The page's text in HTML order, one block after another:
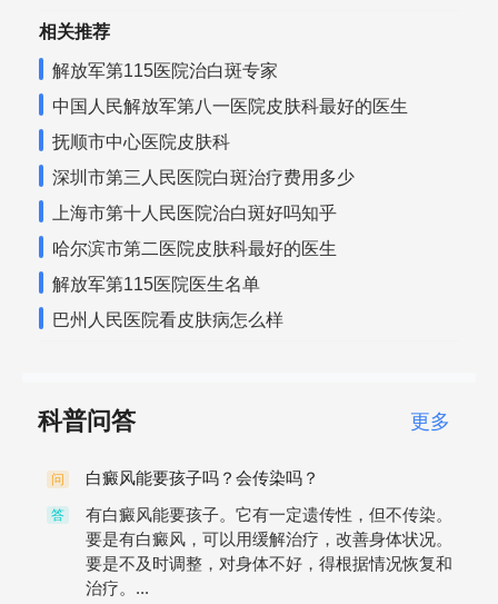
相关推荐
解放军第115医院治白斑专家
中国人民解放军第八一医院皮肤科最好的医生
抚顺市中心医院皮肤科
深圳市第三人民医院白斑治疗费用多少
上海市第十人民医院治白斑好吗知乎
哈尔滨市第二医院皮肤科最好的医生
解放军第115医院医生名单
巴州人民医院看皮肤病怎么样
科普问答 更多
问 白癜风能要孩子吗？会传染吗？
答
有白癜风能要孩子。它有一定遗传性，但不传染。
要是有白癜风，可以用缓解治疗，改善身体状况。
要是不及时调整，对身体不好，得根据情况恢复和
治疗。...